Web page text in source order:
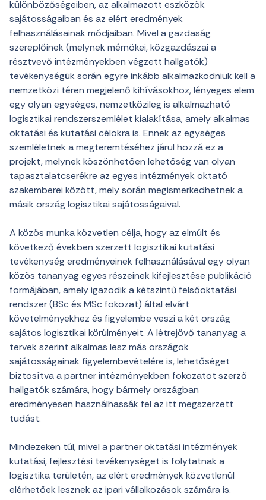
különbözőségeiben, az alkalmazott eszközök
sajátosságaiban és az elért eredmények
felhasználásainak módjaiban. Mivel a gazdaság
szereplőinek (melynek mérnökei, közgazdászai a
résztvevő intézményekben végzett hallgatók)
tevékenységük során egyre inkább alkalmazkodniuk kell a
nemzetközi téren megjelenő kihívásokhoz, lényeges elem
egy olyan egységes, nemzetközileg is alkalmazható
logisztikai rendszerszemlélet kialakítása, amely alkalmas
oktatási és kutatási célokra is. Ennek az egységes
szemléletnek a megteremtéséhez járul hozzá ez a
projekt, melynek köszönhetően lehetőség van olyan
tapasztalatcserékre az egyes intézmények oktató
szakemberei között, mely során megismerkedhetnek a
másik ország logisztikai sajátosságaival.
A közös munka közvetlen célja, hogy az elmúlt és
következő években szerzett logisztikai kutatási
tevékenység eredményeinek felhasználásával egy olyan
közös tananyag egyes részeinek kifejlesztése publikáció
formájában, amely igazodik a kétszintű felsőoktatási
rendszer (BSc és MSc fokozat) által elvárt
követelményekhez és figyelembe veszi a két ország
sajátos logisztikai körülményeit. A létrejövő tananyag a
tervek szerint alkalmas lesz más országok
sajátosságainak figyelembevételére is, lehetőséget
biztosítva a partner intézményekben fokozatot szerző
hallgatók számára, hogy bármely országban
eredményesen használhassák fel az itt megszerzett
tudást.
Mindezeken túl, mivel a partner oktatási intézmények
kutatási, fejlesztési tevékenységet is folytatnak a
logisztika területén, az elért eredmények közvetlenül
elérhetőek lesznek az ipari vállalkozások számára is.